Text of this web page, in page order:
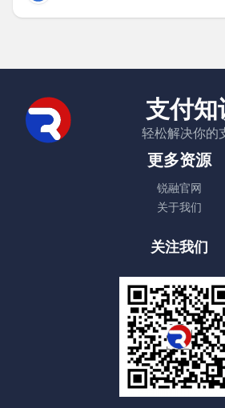
支付知
轻松解决你的
更多资源
锐融官网
关于我们
关注我们